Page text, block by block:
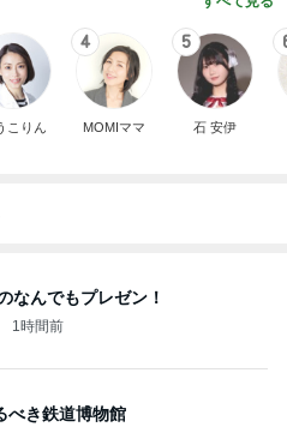
こりん
4
MOMIママ
5
石 安伊
なんでもプレゼン！
1時間前
べき鉄道博物館